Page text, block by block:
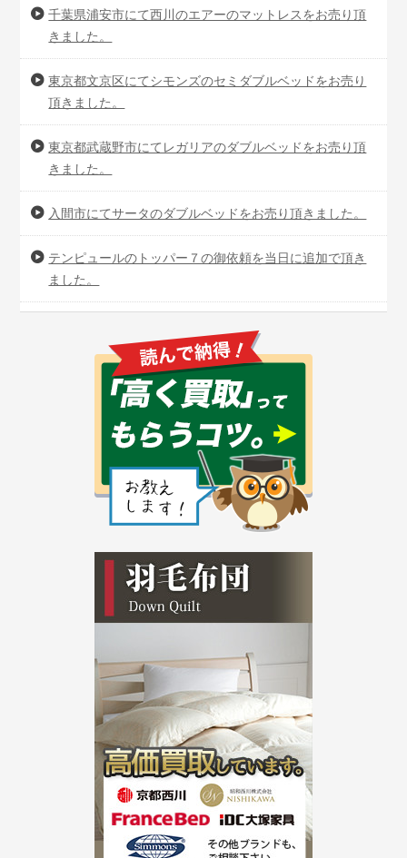
千葉県浦安市にて西川のエアーのマットレスをお売り頂
きました。
東京都文京区にてシモンズのセミダブルベッドをお売り
頂きました。
東京都武蔵野市にてレガリアのダブルベッドをお売り頂
きました。
入間市にてサータのダブルベッドをお売り頂きました。
テンピュールのトッパー７の御依頼を当日に追加で頂き
ました。